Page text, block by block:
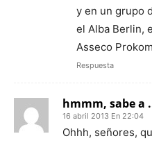
y en un grupo
el Alba Berlin,
Asseco
Respuesta
hmmm, sabe a
16 abril 2013 En 22:04
Ohhh, señores,